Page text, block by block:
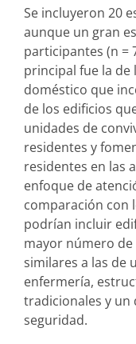
Se incluyeron 20
aunque un gran
participantes (n =
principal fue la
doméstico que
de los edificios
unidades de
residentes y
residentes en las
enfoque de
comparación con
podrían incluir
mayor número
similares a las de
enfermería,
tradicionales y un
seguridad.